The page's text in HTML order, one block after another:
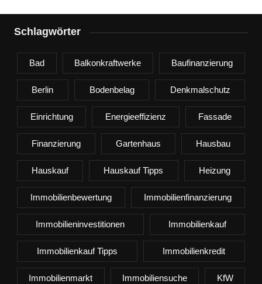
Schlagwörter
Bad Balkonkraftwerke Baufinanzierung
Berlin Bodenbelag Denkmalschutz
Einrichtung Energieeffizienz Fassade
Finanzierung Gartenhaus Hausbau
Hauskauf Hauskauf Tipps Heizung
Immobilienbewertung Immobilienfinanzierung
Immobilieninvestitionen Immobilienkauf
Immobilienkauf Tipps Immobilienkredit
Immobilienmarkt Immobiliensuche KfW